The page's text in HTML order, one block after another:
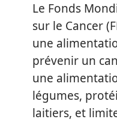
Le Fonds
sur le Cancer
une
prévenir un
une
légumes,
laitiers, et